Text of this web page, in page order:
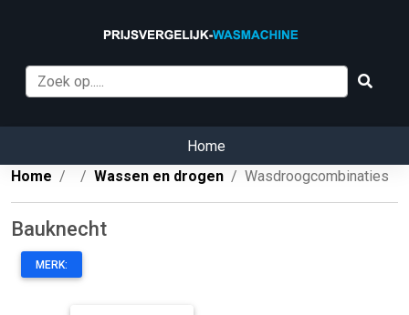
Home
Home
Wassen en drogen Wasdroogcombinaties
Bauknecht
MERK: